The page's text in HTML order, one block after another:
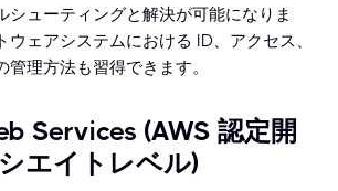
シューティングと解決が可能になりま
ウェアシステムにおける ID、アクセス、
管理方法も習得できます。
Services (AWS 認定開
エイトレベル)